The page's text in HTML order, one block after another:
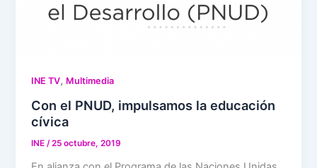
INE TV, Multimedia
Con el PNUD, impulsamos la educación
cívica
INE /25 octubre, 2019